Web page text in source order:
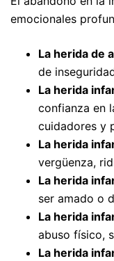
emocionales
La herida de
de
La herida
confianza en
cuidadores y
La herida
vergüenza,
La herida
ser amado o
La herida
abuso físico,
La herida